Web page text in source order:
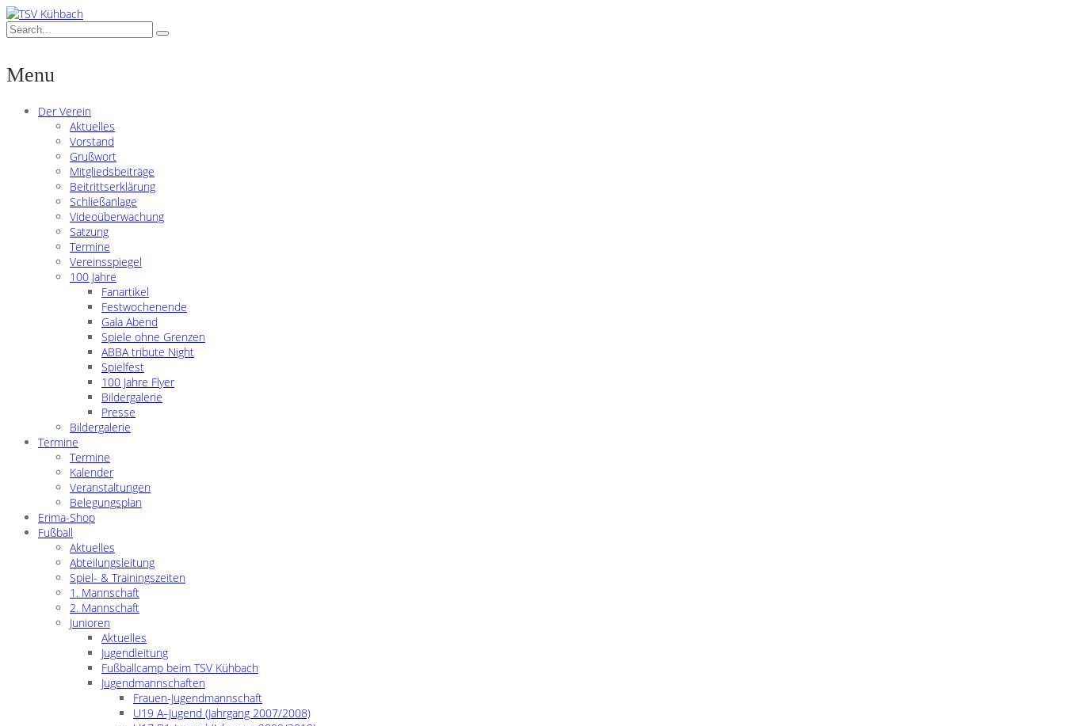
Menu
Der Verein
Aktuelles
Vorstand
Grußwort
Mitgliedsbeiträge
Beitrittserklärung
Schließanlage
Videoüberwachung
Satzung
Termine
Vereinsspiegel
100 Jahre
Fanartikel
Festwochenende
Gala Abend
Spiele ohne Grenzen
ABBA tribute Night
Spielfest
100 Jahre Flyer
Bildergalerie
Presse
Bildergalerie
Termine
Termine
Kalender
Veranstaltungen
Belegungsplan
Erima-Shop
Fußball
Aktuelles
Abteilungsleitung
Spiel- & Trainingszeiten
1. Mannschaft
2. Mannschaft
Junioren
Aktuelles
Jugendleitung
Fußballcamp beim TSV Kühbach
Jugendmannschaften
Frauen-Jugendmannschaft
U19 A–Jugend (Jahrgang 2007/2008)